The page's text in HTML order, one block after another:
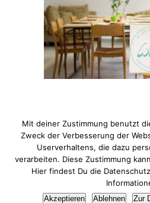
© 2021 Pixi mit Milch. All Rights
zum Thema Datenschutz? Hier
Datenschutzerklärung.
Mit deiner Zustimmung benutzt
Zweck der Verbesserung der
Userverhaltens, die dazu
verarbeiten. Diese Zustimmung
Hier findest Du die
Akzeptieren Ablehnen Zur